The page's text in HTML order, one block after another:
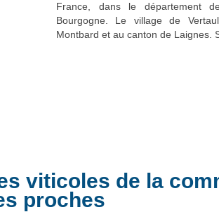
France, dans le département
Bourgogne. Le village de
Montbard et au canton de Laignes.
viticoles de la
proches